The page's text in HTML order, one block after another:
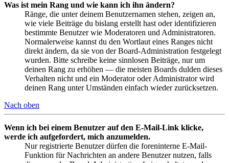
Was ist mein Rang und wie kann ich ihn ändern?
Ränge, die unter deinem Benutzernamen stehen, zeigen an,
wie viele Beiträge du bislang erstellt hast oder identifizieren
bestimmte Benutzer wie Moderatoren und Administratoren.
Normalerweise kannst du den Wortlaut eines Ranges nicht
direkt ändern, da sie von der Board-Administration festgelegt
wurden. Bitte schreibe keine sinnlosen Beiträge, nur um
deinen Rang zu erhöhen — die meisten Boards dulden dieses
Verhalten nicht und ein Moderator oder Administrator wird
deinen Rang unter Umständen einfach wieder zurücksetzen.
Nach oben
Wenn ich bei einem Benutzer auf den E-Mail-Link klicke,
werde ich aufgefordert, mich anzumelden.
Nur registrierte Benutzer dürfen die foreninterne E-Mail-
Funktion für Nachrichten an andere Benutzer nutzen, falls